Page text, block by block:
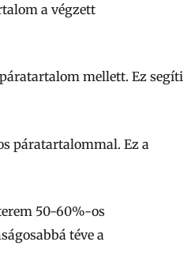
a végzett
mellett. Ez segíti
páratartalommal. Ez a
50-60%-os
téve a